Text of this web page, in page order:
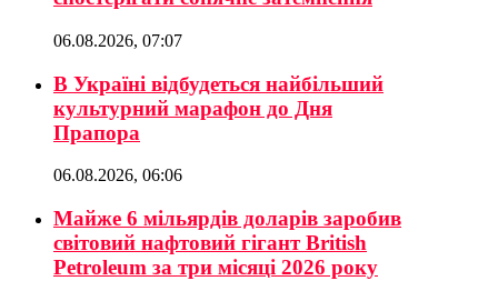
06.08.2026, 07:07
В Україні відбудеться найбільший
культурний марафон до Дня
Прапора
06.08.2026, 06:06
Майже 6 мільярдів доларів заробив
світовий нафтовий гігант British
Petroleum за три місяці 2026 року